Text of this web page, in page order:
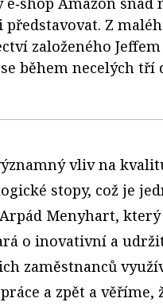
Z
založeného Jeffem
během necelých tří
vliv na
stopy, což je
Menyhart, který
o inovativní a
zaměstnanců
a zpět a věříme,